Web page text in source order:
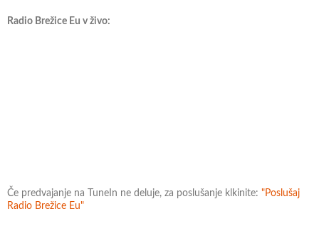
Radio Brežice Eu v živo:
Če predvajanje na TuneIn ne deluje, za poslušanje klkinite: "Poslušaj
Radio Brežice Eu"